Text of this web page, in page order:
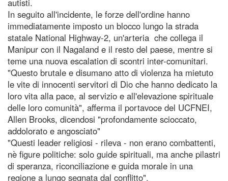
autisti.
In seguito all'incidente, le forze dell'ordine hanno
immediatamente imposto un blocco lungo la strada
statale National Highway-2, un'arteria che collega il
Manipur con il Nagaland e il resto del paese, mentre si
teme una nuova escalation di scontri inter-comunitari.
"Questo brutale e disumano atto di violenza ha mietuto
le vite di innocenti servitori di Dio che hanno dedicato la
loro vita alla pace, al servizio e all'elevazione spirituale
delle loro comunità", afferma il portavoce del UCFNEI,
Allen Brooks, dicendosi "profondamente scioccato,
addolorato e angosciato"
"Questi leader religiosi - rileva - non erano combattenti,
nè figure politiche: solo guide spirituali, ma anche pilastri
di speranza, riconciliazione e guida morale in una
regione a lungo segnata dal conflitto".